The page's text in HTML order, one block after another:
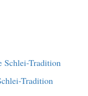
Tradition